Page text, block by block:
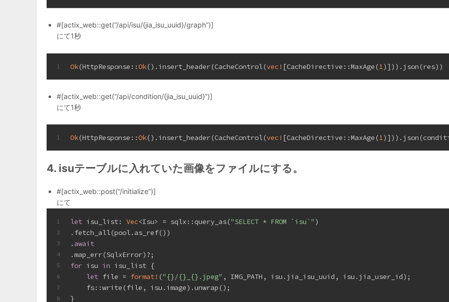
#[actix_web::get(“/api/isu/{jia_isu_uuid}/graph”)]
にて1秒
1 Ok(HttpResponse::Ok().insert_header(CacheControl(vec! [CacheDirective::MaxAge(1 )])).json(res))
#[actix_web::get(“/api/condition/{jia_isu_uuid}”)]
にて1秒
1 Ok(HttpResponse::Ok().insert_header(CacheControl(vec! [CacheDirective::MaxAge(1
4. isuテーブルに入れていた画像をファイルにする。
#[actix_web::post(“/initialize”)]
にて
1
2
3
4
5
6
7
8
let isu_list: Vec<Isu> = sqlx::query_as("SELECT * FROM `isu`" )
.fetch_all(pool.as_ref())
. await
.map_err(SqlxError)?;
for isu in isu_list {
let file = format! ("{}/{}_{}.jpeg" , IMG_PATH, isu.jia_isu_uuid, isu.jia_user_id);
    fs::write(file, isu.image).unwrap();
}